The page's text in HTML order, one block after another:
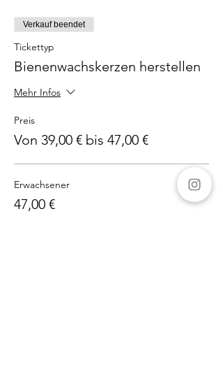
Verkauf beendet
Tickettyp
Bienenwachskerzen herstellen
Mehr Infos
Preis
Von 39,00 € bis 47,00 €
Erwachsener
47,00 €